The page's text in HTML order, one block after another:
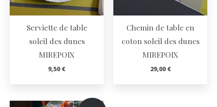
Serviette de table
soleil des dunes
MIREPOIX
9,50€
Chemin de table en
coton soleil des dunes
MIREPOIX
29,00€